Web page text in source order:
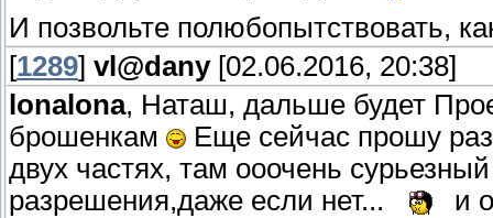
И позвольте полюбопытствовать,
[1289] vl@dany[02.06.2016, 20:38]
lonalona, Наташ, дальше будет
брошенкам
Еще сейчас прошу
двух частях, там ооочень
разрешения,даже если нет...
и